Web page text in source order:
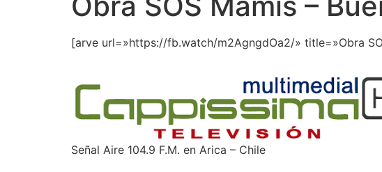
[arve url=»https://fb.watch/m2AgngdOa2/» title=»Obra
Señal Aire 104.9 F.M. en Arica – Chile